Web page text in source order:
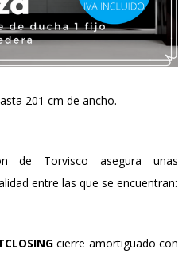
201 cm de ancho.
de Torvisco asegura unas
entre las que se encuentran:
cierre amortiguado con